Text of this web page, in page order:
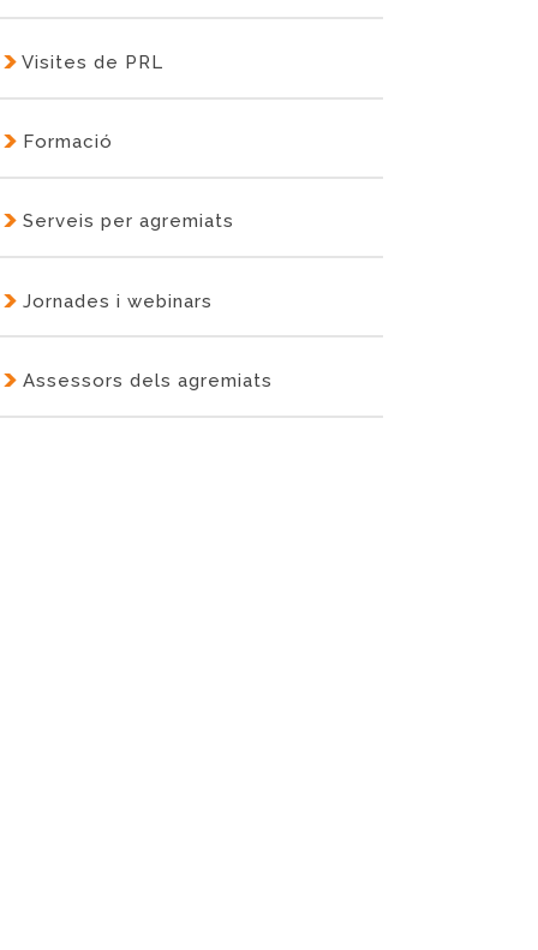
Visites de PRL
Formació
Serveis per agremiats
Jornades i webinars
Assessors dels agremiats